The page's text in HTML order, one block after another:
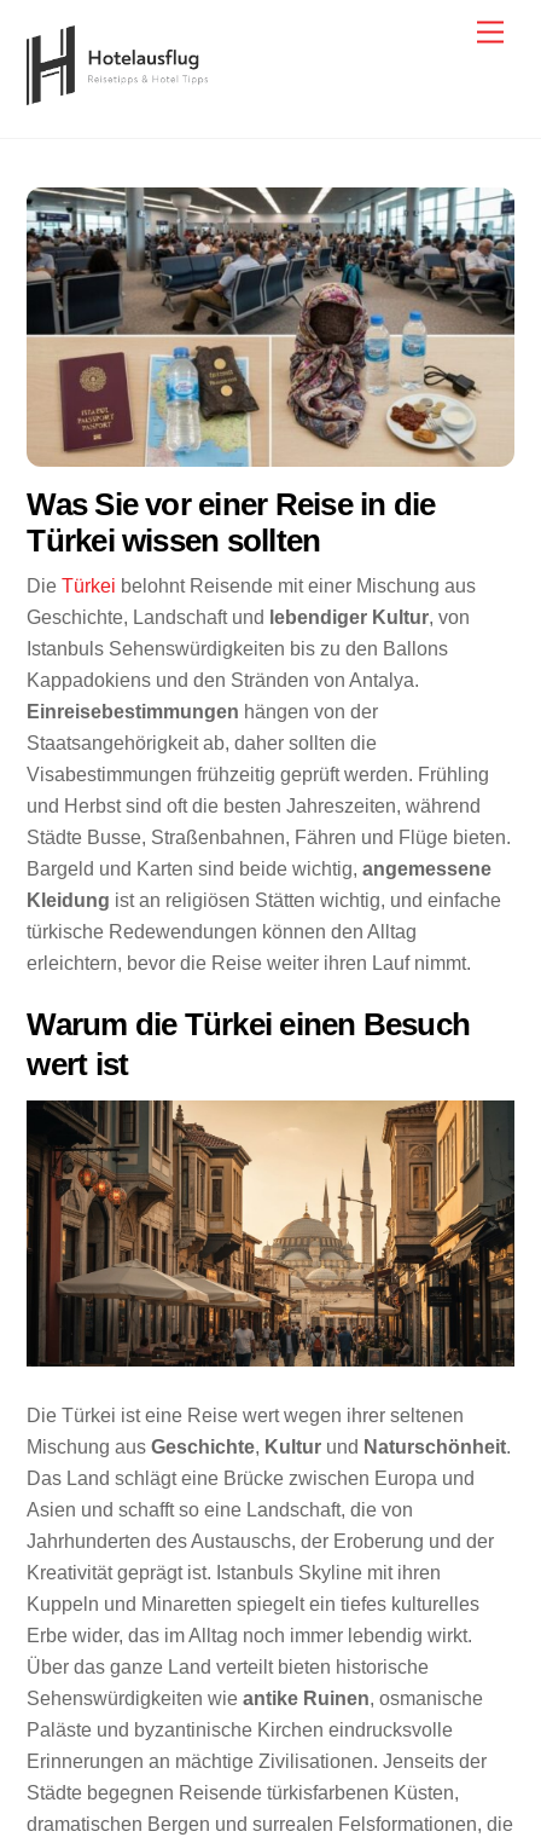
content
Was Sie vor einer Reise in die
Türkei wissen sollten
DieTürkei belohnt Reisende mit einer Mischung aus
Geschichte, Landschaft und lebendiger Kultur, von
Istanbuls Sehenswürdigkeiten bis zu den Ballons
Kappadokiens und den Stränden von Antalya.
Einreisebestimmungen hängen von der
Staatsangehörigkeit ab, daher sollten die
Visabestimmungen frühzeitig geprüft werden. Frühling
und Herbst sind oft die besten Jahreszeiten, während
Städte Busse, Straßenbahnen, Fähren und Flüge bieten.
Bargeld und Karten sind beide wichtig,angemessene
Kleidung ist an religiösen Stätten wichtig, und einfache
türkische Redewendungen können den Alltag
erleichtern, bevor die Reise weiter ihren Lauf nimmt.
Warum die Türkei einen Besuch
wert ist
Die Türkei ist eine Reise wert wegen ihrer seltenen
Mischung ausGeschichte, Kultur und Naturschönheit.
Das Land schlägt eine Brücke zwischen Europa und
Asien und schafft so eine Landschaft, die von
Jahrhunderten des Austauschs, der Eroberung und der
Kreativität geprägt ist. Istanbuls Skyline mit ihren
Kuppeln und Minaretten spiegelt ein tiefes kulturelles
Erbe wider, das im Alltag noch immer lebendig wirkt.
Über das ganze Land verteilt bieten historische
Sehenswürdigkeiten wieantike Ruinen, osmanische
Paläste und byzantinische Kirchen eindrucksvolle
Erinnerungen an mächtige Zivilisationen. Jenseits der
Städte begegnen Reisende türkisfarbenen Küsten,
dramatischen Bergen und surrealen Felsformationen, die